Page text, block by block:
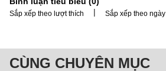
Sắp xếp theo lượt thích | Sắp xếp theo ngày
CÙNG CHUYÊN MỤC